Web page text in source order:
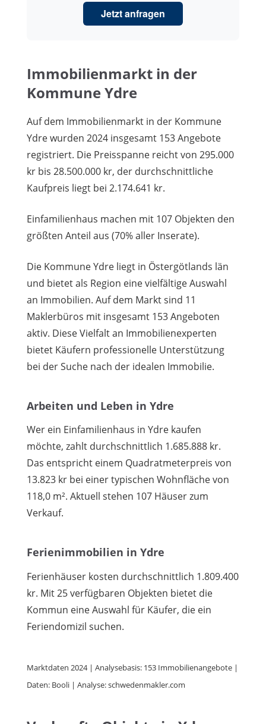
Jetzt anfragen
Immobilienmarkt in der
Kommune Ydre
Auf dem Immobilienmarkt in der Kommune
Ydre wurden 2024 insgesamt 153 Angebote
registriert. Die Preisspanne reicht von 295.000
kr bis 28.500.000 kr, der durchschnittliche
Kaufpreis liegt bei 2.174.641 kr.
Einfamilienhaus machen mit 107 Objekten den
größten Anteil aus (70% aller Inserate).
Die Kommune Ydre liegt in Östergötlands län
und bietet als Region eine vielfältige Auswahl
an Immobilien. Auf dem Markt sind 11
Maklerbüros mit insgesamt 153 Angeboten
aktiv. Diese Vielfalt an Immobilienexperten
bietet Käufern professionelle Unterstützung
bei der Suche nach der idealen Immobilie.
Arbeiten und Leben in Ydre
Wer ein Einfamilienhaus in Ydre kaufen
möchte, zahlt durchschnittlich 1.685.888 kr.
Das entspricht einem Quadratmeterpreis von
13.823 kr bei einer typischen Wohnfläche von
118,0 m². Aktuell stehen 107 Häuser zum
Verkauf.
Ferienimmobilien in Ydre
Ferienhäuser kosten durchschnittlich 1.809.400
kr. Mit 25 verfügbaren Objekten bietet die
Kommun eine Auswahl für Käufer, die ein
Feriendomizil suchen.
Marktdaten 2024 | Analysebasis: 153 Immobilienangebote |
Daten: Booli | Analyse: schwedenmakler.com